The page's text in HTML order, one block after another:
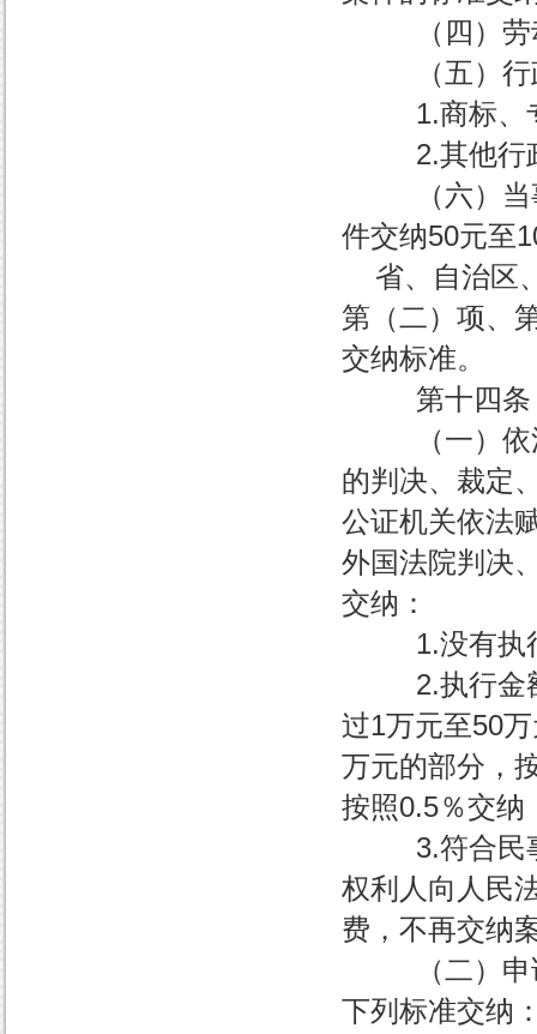
（四）劳动
（五）行政
1.商标、专
2.其他行政
（六）当事
件交纳50元至
省、自治区
第（二）项、
交纳标准。
第十四条
（一）依法
的判决、裁定
公证机关依法
外国法院判决
交纳：
1.没有执行
2.执行金额
过1万元至50
万元的部分，
按照0.5％交纳
3.符合民事
权利人向人民
费，不再交纳
（二）申请
下列标准交纳